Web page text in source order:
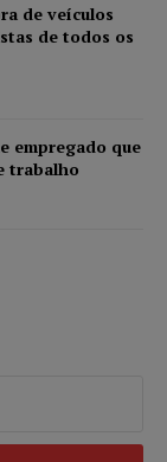
de veículos
de todos os
empregado que
trabalho